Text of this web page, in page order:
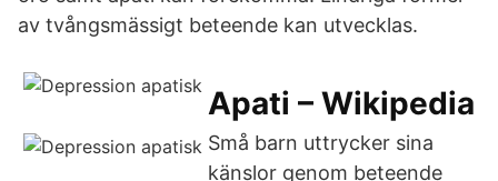
av tvångsmässigt beteende kan utvecklas.
Apati – Wikipedia
Små barn uttrycker sina
känslor genom beteende